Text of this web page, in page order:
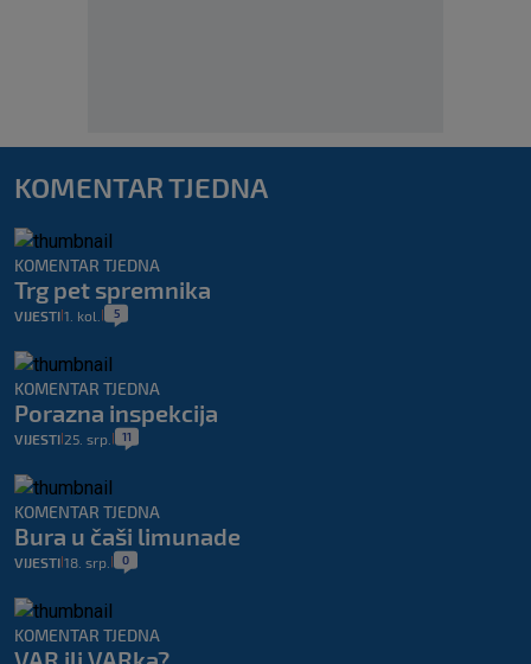
KOMENTAR TJEDNA
KOMENTAR TJEDNA
Trg pet spremnika
VIJESTI 1. kol. 5
KOMENTAR TJEDNA
Porazna inspekcija
VIJESTI 25. srp. 11
KOMENTAR TJEDNA
Bura u čaši limunade
VIJESTI 18. srp. 0
KOMENTAR TJEDNA